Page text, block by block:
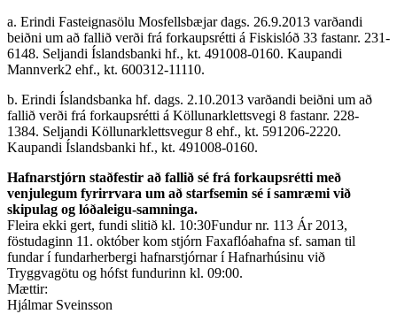
a. Erindi Fasteignasölu Mosfellsbæjar dags. 26.9.2013 varðandi
beiðni um að fallið verði frá forkaupsrétti á Fiskislóð 33 fastanr. 231-
6148. Seljandi Íslandsbanki hf., kt. 491008-0160. Kaupandi
Mannverk2 ehf., kt. 600312-11110.
b. Erindi Íslandsbanka hf. dags. 2.10.2013 varðandi beiðni um að
fallið verði frá forkaupsrétti á Köllunarklettsvegi 8 fastanr. 228-
1384. Seljandi Köllunarklettsvegur 8 ehf., kt. 591206-2220.
Kaupandi Íslandsbanki hf., kt. 491008-0160.
Hafnarstjórn staðfestir að fallið sé frá forkaupsrétti með
venjulegum fyrirrvara um að starfsemin sé í samræmi við
skipulag og lóðaleigu-samninga.
Fleira ekki gert, fundi slitið kl. 10:30Fundur nr. 113 Ár 2013,
föstudaginn 11. október kom stjórn Faxaflóahafna sf. saman til
fundar í fundarherbergi hafnarstjórnar í Hafnarhúsinu við
Tryggvagötu og hófst fundurinn kl. 09:00.
Mættir:
Hjálmar Sveinsson